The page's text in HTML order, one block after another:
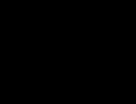
Side.